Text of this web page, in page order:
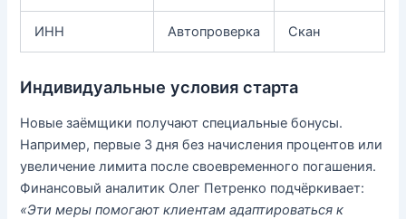
ИНН Автопроверка Скан
Индивидуальные условия старта
Новые заёмщики получают специальные бонусы.
Например, первые 3 дня без начисления процентов или
увеличение лимита после своевременного погашения.
Финансовый аналитик Олег Петренко подчёркивает:
«Эти меры помогают клиентам адаптироваться к